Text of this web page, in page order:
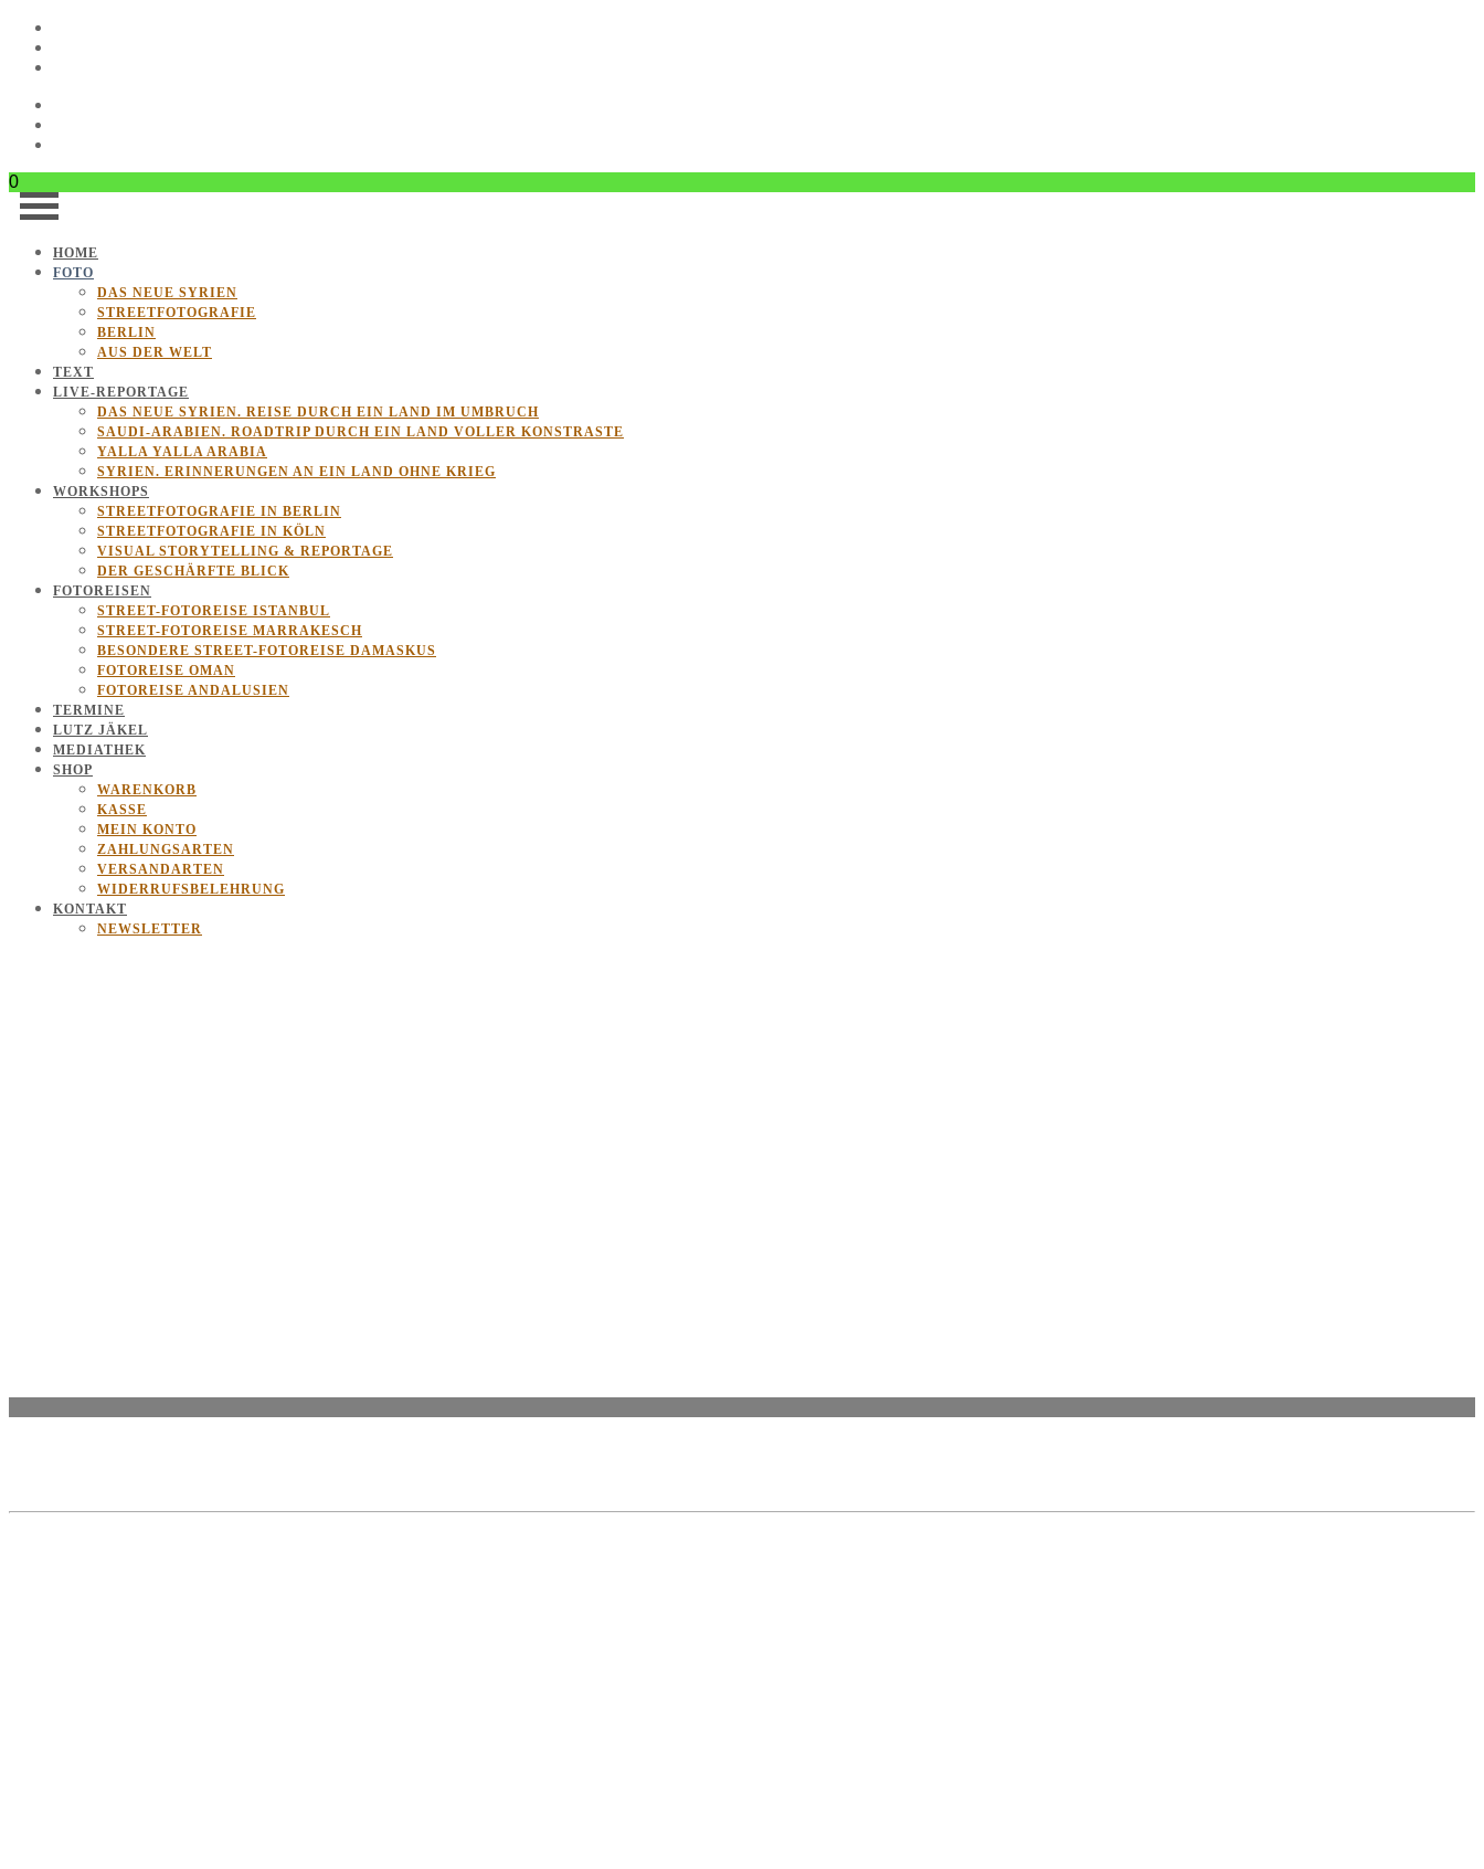
0
HOME
FOTO
DAS NEUE SYRIEN
STREETFOTOGRAFIE
BERLIN
AUS DER WELT
TEXT
LIVE-REPORTAGE
DAS NEUE SYRIEN. REISE DURCH EIN LAND IM UMBRUCH
SAUDI-ARABIEN. ROADTRIP DURCH EIN LAND VOLLER KONSTRASTE
YALLA YALLA ARABIA
SYRIEN. ERINNERUNGEN AN EIN LAND OHNE KRIEG
WORKSHOPS
STREETFOTOGRAFIE IN BERLIN
STREETFOTOGRAFIE IN KÖLN
VISUAL STORYTELLING & REPORTAGE
DER GESCHÄRFTE BLICK
FOTOREISEN
STREET-FOTOREISE ISTANBUL
STREET-FOTOREISE MARRAKESCH
BESONDERE STREET-FOTOREISE DAMASKUS
FOTOREISE OMAN
FOTOREISE ANDALUSIEN
TERMINE
LUTZ JÄKEL
MEDIATHEK
SHOP
WARENKORB
KASSE
MEIN KONTO
ZAHLUNGSARTEN
VERSANDARTEN
WIDERRUFSBELEHRUNG
KONTAKT
NEWSLETTER